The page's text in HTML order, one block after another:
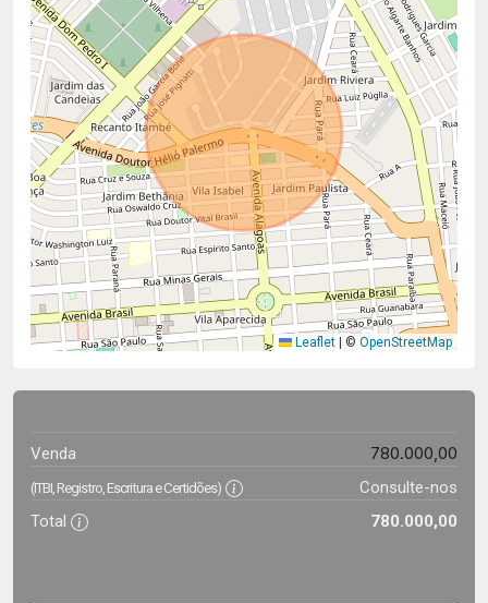
Leaflet © OpenStreetMap
Venda 780.000,00
(ITBI, Registro, Escritura e Certidões)
Consulte-nos
Total
780.000,00